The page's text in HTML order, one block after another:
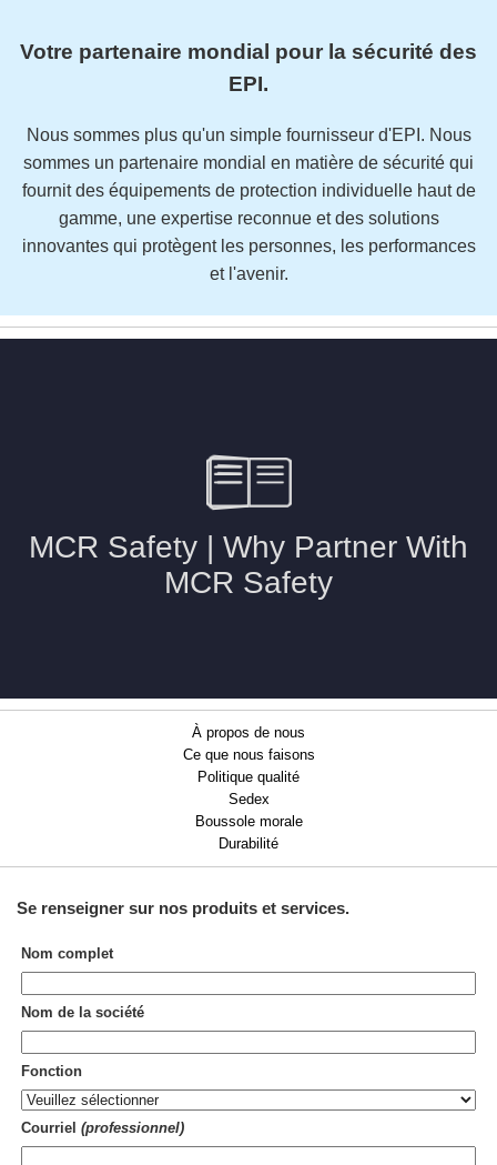
Votre partenaire mondial pour la sécurité des
EPI.
Nous sommes plus qu'un simple fournisseur d'EPI. Nous
sommes un partenaire mondial en matière de sécurité qui
fournit des équipements de protection individuelle haut de
gamme, une expertise reconnue et des solutions
innovantes qui protègent les personnes, les performances
et l'avenir.
À propos de nous
Ce que nous faisons
Politique qualité
Sedex
Boussole morale
Durabilité
Se renseigner sur nos produits et services.
Nom complet
Nom de la société
Fonction
Courriel (professionnel)